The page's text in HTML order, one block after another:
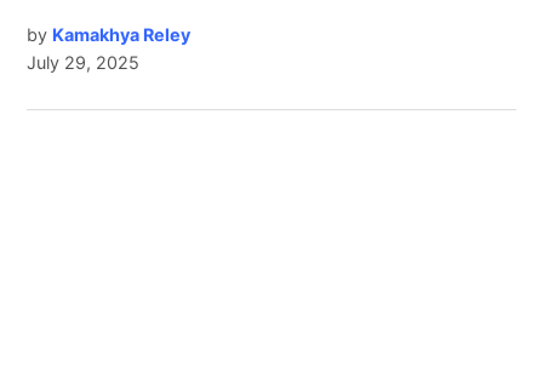
by Kamakhya Reley
July 29, 2025